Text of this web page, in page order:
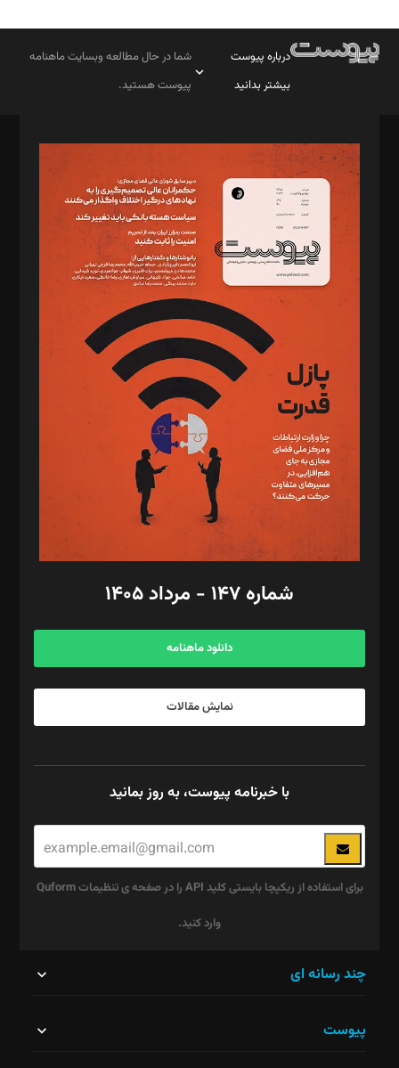
درباره پیوست
بیشتر بدانید
شما در حال مطالعه وبسایت ماهنامه
پیوست هستید.
مدیر مسئول: محمدباقر اثنی‌عشری
سردبیر: مهرک محمودی
دبیر تحریریه: میثم قاسمی
د‌بیر ناداستان: سمانه سمیع
د‌بیر خدمت و تجارت: ابوالفضل رجبی
د‌بیر حقوق فناوری: حسام‌الدین ایپکچی
د‌بیر پیوست جهان: مینا پاکدل
د‌بیر تحریریه آنلاین: بابک نقاش
تحریریه‌: مجتبی محمود‌ی، آرش برهمند، یسنا امان‌پور، سروش کرمیان،
مصطفی مسجدی آرانی، ابوالفضل رجبی، زهرا فکرانه، فائزه فتحی
رستمی،مصطفی باستان
ویرایش: نگار استاد‌‌آقا
طراح یونیفرم: مجید توکلی
فیلمبرداری و عکاسی: امیر شفیعی، مانی لطفی زاده
گرافیک و صفحه‌آرایی: سید‌سبحان‌علی ثابت
مد‌یر توسعه تجاری: کامبیز برید‌
امور مالی: شاپور رهبری، محمد‌ کاظمی‌نیا
آگهی و مشترکین: ۰۹۱۹۹۹۹۰۴۵۴
شماره ۱۴۷ - مرداد ۱۴۰۵
دانلود ماهنامه
نمایش مقالات
با خبرنامه پیوست، به روز بمانید
برای استفاده از ریکپچا بایستی کلید API را در صفحه ی تنظیمات Quform
وارد کنید.
نباید
چند رسانه ای
پیوست